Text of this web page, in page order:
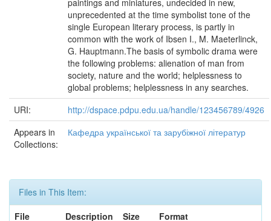
paintings and miniatures, undecided in new,
unprecedented at the time symbolist tone of the
single European literary process, is partly in
common with the work of Ibsen I., M. Maeterlinck,
G. Hauptmann.The basis of symbolic drama were
the following problems: alienation of man from
society, nature and the world; helplessness to
global problems; helplessness in any searches.
URI:
http://dspace.pdpu.edu.ua/handle/123456789/4926
Appears in
Collections:
Кафедра української та зарубіжної літератур
Files in This Item:
File
Description Size Format